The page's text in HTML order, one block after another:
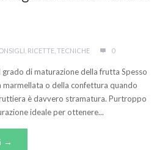
RICETTE TECNICHE 0
di maturazione della frutta Spesso
o della confettura quando
è davvero stramatura. Purtroppo
ideale per ottenere...
→